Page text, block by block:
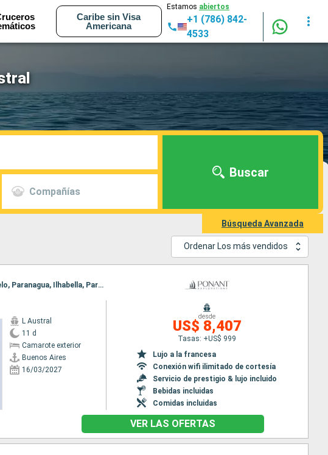
Caribe sin Visa
Americana
Estamos abiertos
+1 (786) 842-
4533
Compañías
Buscar
Búsqueda Avanzada
Ordenar Los más vendidos
Itinerario : Buenos Aires, Montevideo, Punta del Este, Rio Grande do Sul, Porto Belo, Paranagua, Ilhabella, Parati, Rio de Janeiro
L Austral
11 d
Camarote exterior
Buenos Aires
16/03/2027
desde
US$ 8,407
Tasas: +US$ 999
Lujo a la francesa
Conexión wifi ilimitado de cortesía
Servicio de prestigio & lujo incluido
Bebidas incluidas
Comidas incluidas
VER LAS OFERTAS